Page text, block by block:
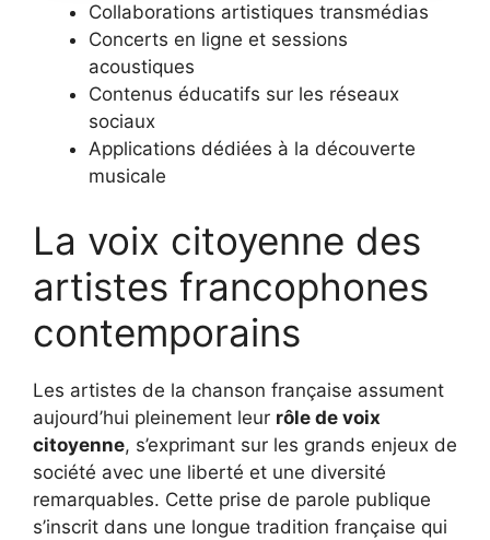
Internet MP3
Collaborations artistiques transmédias
Concerts en ligne et sessions
acoustiques
Contenus éducatifs sur les réseaux
sociaux
Applications dédiées à la découverte
musicale
La voix citoyenne des
artistes francophones
contemporains
Les artistes de la chanson française assument
aujourd’hui pleinement leur rôle de voix
citoyenne, s’exprimant sur les grands enjeux de
société avec une liberté et une diversité
remarquables. Cette prise de parole publique
s’inscrit dans une longue tradition française qui